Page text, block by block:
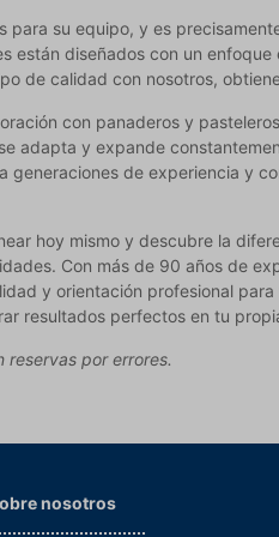
su equipo, y es
están diseñados con un
de calidad con nosotros,
con panaderos y
adapta y expande
generaciones de experiencia y
hoy mismo y descubre la
Con más de 90 años de
y orientación profesional
resultados perfectos en tu
por errores.
nosotros